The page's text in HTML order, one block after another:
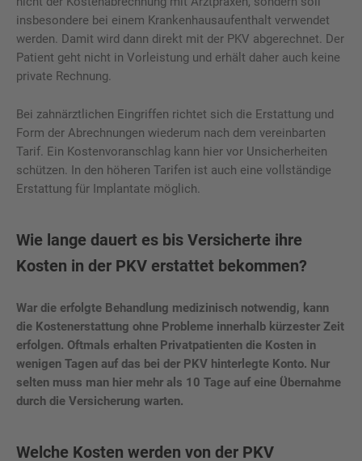
insbesondere bei einem Krankenhausaufenthalt verwendet
werden. Damit wird dann direkt mit der PKV abgerechnet. Der
Patient geht nicht in Vorleistung und erhält daher auch keine
private Rechnung.
Bei zahnärztlichen Eingriffen richtet sich die Erstattung und
Form der Abrechnungen wiederum nach dem vereinbarten
Tarif. Ein Kostenvoranschlag kann hier vor Unsicherheiten
schützen. In den höheren Tarifen ist auch eine vollständige
Erstattung für Implantate möglich.
Wie lange dauert es bis Versicherte ihre
Kosten in der PKV erstattet bekommen?
War die erfolgte Behandlung medizinisch notwendig, kann
die Kostenerstattung ohne Probleme innerhalb kürzester Zeit
erfolgen. Oftmals erhalten Privatpatienten die Kosten in
wenigen Tagen auf das bei der PKV hinterlegte Konto. Nur
selten muss man hier mehr als 10 Tage auf eine Übernahme
durch die Versicherung warten.
Welche Kosten werden von der PKV